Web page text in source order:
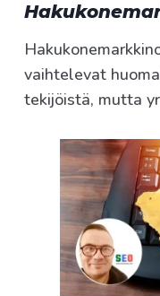
vaihtelevat
tekijöistä, mutta